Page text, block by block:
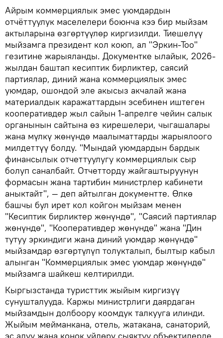
Айрым коммерциялык эмес уюмдардын
отчёттуулук маселелери боюнча кээ бир мыйзам
актыларына өзгөртүүлөр киргизилди. Тиешелүү
мыйзамга президент кол коюп, ал "Эркин-Тоо"
гезитине жарыяланды. Документке ылайык, 2026-
жылдан баштап кесиптик бирликтер, саясий
партиялар, диний жана коммерциялык эмес
уюмдар, ошондой эле акысыз акчалай жана
материалдык каражаттардын эсебинен иштеген
кооперативдер жыл сайын 1-апрелге чейин салык
органынын сайтына өз кирешелери, чыгашалары
жана мүлкү жөнүндө маалыматтарды жарыялоого
милдеттүү болду. "Мындай уюмдардын бардык
финансылык отчеттуулугу коммерциялык сыр
болуп саналбайт. Отчетторду жайгаштыруунун
формасын жана тартибин министрлер кабинети
аныктайт", — деп айтылган документте. Өлкө
башчы бул ирет кол койгон мыйзам менен
"Кесиптик бирликтер жөнүндө", "Саясий партиялар
жөнүндө", "Кооперативдер жөнүндө" жана "Дин
тутуу эркиндиги жана диний уюмдар жөнүндө"
мыйзамдар өзгөртүлүп толукталып, былтыр кабыл
алынган "Коммерциялык эмес уюмдар жөнүндө"
мыйзамга шайкеш келтирилди.
Кыргызстанда туристтик жыйым киргизүү
сунушталууда. Каржы министрлиги даярдаган
мыйзамдын долбоору коомдук талкууга илинди.
Жыйым мейманкана, отель, жатакана, санаторий,